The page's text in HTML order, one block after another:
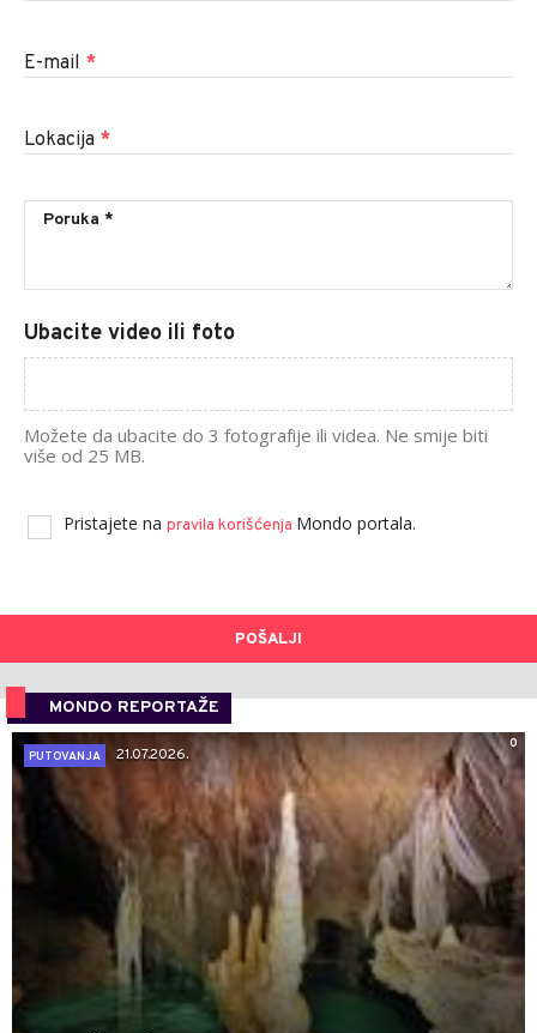
E-mail *
Lokacija *
Ubacite video ili foto
Možete da ubacite do 3 fotografije ili videa. Ne smije biti
više od 25 MB.
Pristajete na pravila korišćenja Mondo portala.
POŠALJI
MONDO REPORTAŽE
0
PUTOVANJA
21.07.2026.